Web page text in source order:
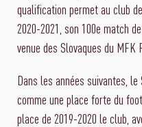
qualification permet au club
2020-2021, son 100e match
venue des Slovaques du MFK
Dans les années suivantes,
comme une place forte du
place de 2019-2020 le club,